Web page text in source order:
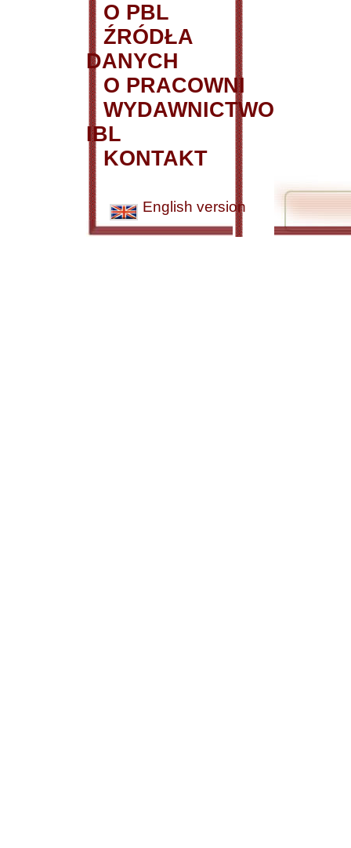
O PBL
ŹRÓDŁA
DANYCH
O PRACOWNI
WYDAWNICTWO
IBL
KONTAKT
English version